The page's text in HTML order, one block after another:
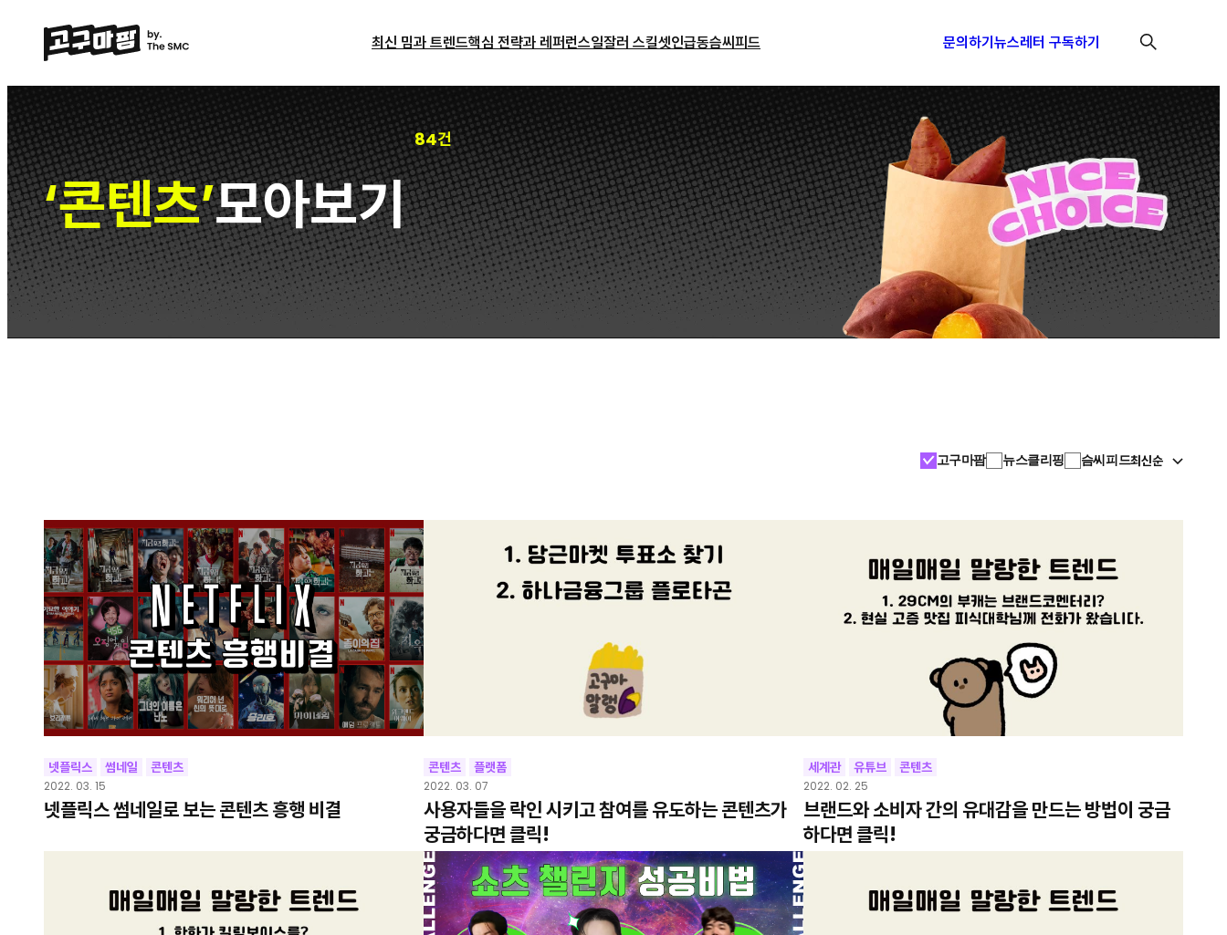
최신 밈과 트렌드핵심 전략과 레퍼런스일잘러 스킬셋인급동슴씨피드 문의하기뉴스레터 구독하기
‘콘텐츠’모아보기
84건
고구마팜 뉴스클리핑 슴씨피드최신순
넷플릭스 썸네일 콘텐츠
2022. 03. 15
넷플릭스 썸네일로 보는 콘텐츠 흥행 비결
콘텐츠 플랫폼
2022. 03. 07
사용자들을 락인 시키고 참여를 유도하는 콘텐츠가
궁금하다면 클릭!
세계관 유튜브 콘텐츠
2022. 02. 25
브랜드와 소비자 간의 유대감을 만드는 방법이 궁금
하다면 클릭!